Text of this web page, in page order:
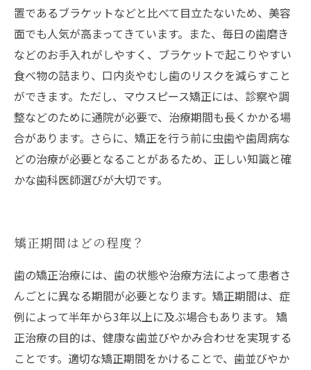
置であるブラケットなどと比べて目立たないため、美容
面でも人気が高まってきています。また、毎日の歯磨き
などのお手入れがしやすく、ブラケットで起こりやすい
食べ物の詰まり、口内炎やむし歯のリスクを減らすこと
ができます。ただし、マウスピース矯正には、診察や調
整などのために通院が必要で、治療期間も長くかかる場
合があります。さらに、矯正を行う前に虫歯や歯周病な
どの治療が必要となることがあるため、正しい知識と確
かな歯科医師選びが大切です。
矯正期間はどの程度？
歯の矯正治療には、歯の状態や治療方法によって患者さ
んごとに異なる期間が必要となります。矯正期間は、症
例によって半年から3年以上に及ぶ場合もあります。 矯
正治療の目的は、健康な歯並びやかみ合わせを実現する
ことです。適切な矯正期間をかけることで、歯並びやか